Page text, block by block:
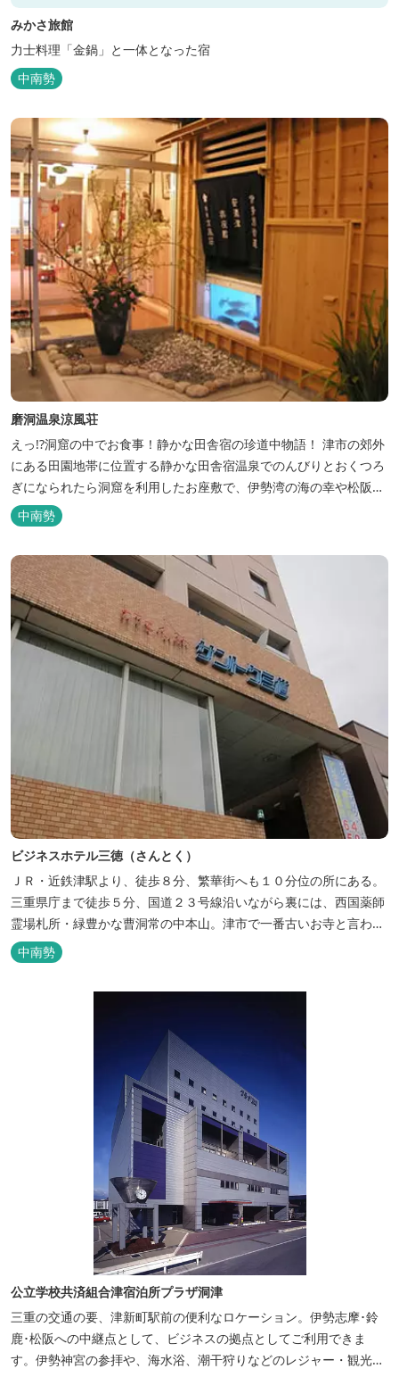
みかさ旅館
力士料理「金鍋」と一体となった宿
中南勢
磨洞温泉涼風荘
えっ!?洞窟の中でお食事！静かな田舎宿の珍道中物語！ 津市の郊外
にある田園地帯に位置する静かな田舎宿温泉でのんびりとおくつろ
ぎになられたら洞窟を利用したお座敷で、伊勢湾の海の幸や松阪肉
を山海賊焼きをお召し上がりいただけます。年中20度前後の天然空
調、お客様を不思議な空間にご案内！ ご宴会には、大広間で和食会
いただけます。「白...
中南勢
ビジネスホテル三徳（さんとく）
ＪＲ・近鉄津駅より、徒歩８分、繁華街へも１０分位の所にある。
三重県庁まで徒歩５分、国道２３号線沿いながら裏には、西国薬師
霊場札所・緑豊かな曹洞常の中本山。津市で一番古いお寺と言われ
る塔世山四天王寺があります。
中南勢
公立学校共済組合津宿泊所プラザ洞津
三重の交通の要、津新町駅前の便利なロケーション。伊勢志摩･鈴
鹿･松阪への中継点として、ビジネスの拠点としてご利用できま
す。伊勢神宮の参拝や、海水浴、潮干狩りなどのレジャー・観光に